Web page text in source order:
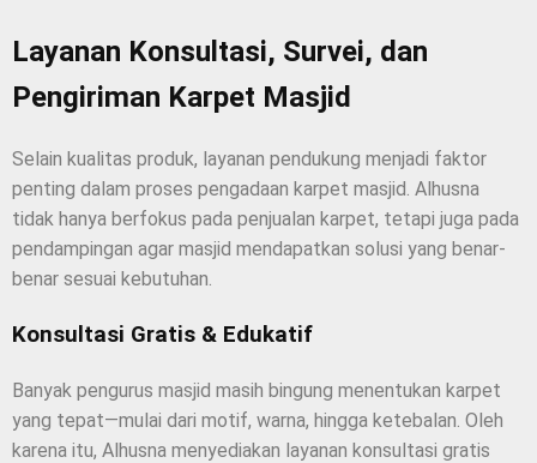
Layanan Konsultasi, Survei, dan
Pengiriman Karpet Masjid
Selain kualitas produk, layanan pendukung menjadi faktor
penting dalam proses pengadaan karpet masjid. Alhusna
tidak hanya berfokus pada penjualan karpet, tetapi juga pada
pendampingan agar masjid mendapatkan solusi yang benar-
benar sesuai kebutuhan.
Konsultasi Gratis & Edukatif
Banyak pengurus masjid masih bingung menentukan karpet
yang tepat—mulai dari motif, warna, hingga ketebalan. Oleh
karena itu, Alhusna menyediakan layanan konsultasi gratis